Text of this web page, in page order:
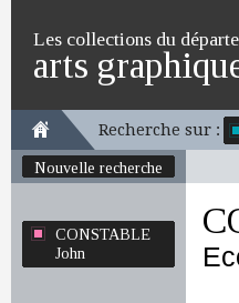
Les collections du
arts
Recherche sur :
Nouvelle recherche
CONSTABLE
John